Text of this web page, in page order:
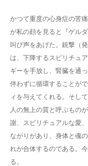
かつて重度の心身症の苦
が私の顔を見ると『ゲル
叫び声をあげた。銃撃（
は、下降するスピリチュ
ギーを手放し、腎臓を通
伴わずに循環することが
ィを与えてくれる。そし
人の無上の質と呼ぶもの
謝、スピリチュアルな愛
ながりがあり、身体と魂
れが合体するのである。
る。